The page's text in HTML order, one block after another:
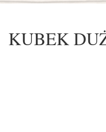
KUBEK